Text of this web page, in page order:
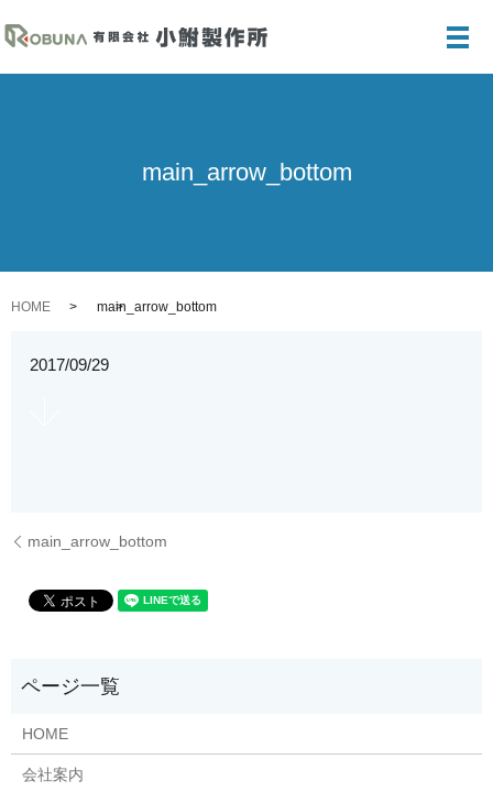
メ
main_arrow_bottom
HOME main_arrow_bottom
2017/09/29
main_arrow_bottom
HOME
会社案内